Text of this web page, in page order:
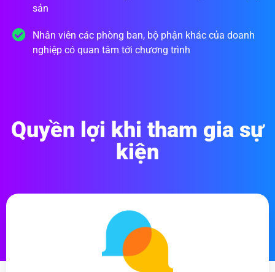
sản
Nhân viên các phòng ban, bộ phận khác của doanh
nghiệp có quan tâm tới chương trình
Quyền lợi khi tham gia sự
kiện